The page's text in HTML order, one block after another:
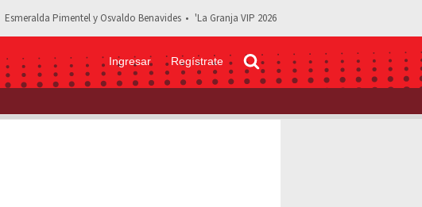
Esmeralda Pimentel y Osvaldo Benavides 'La Granja VIP 2026
Ingresar Regístrate
completa de la nueva canción de Julieta Venegas rumbo al Mundial 2026